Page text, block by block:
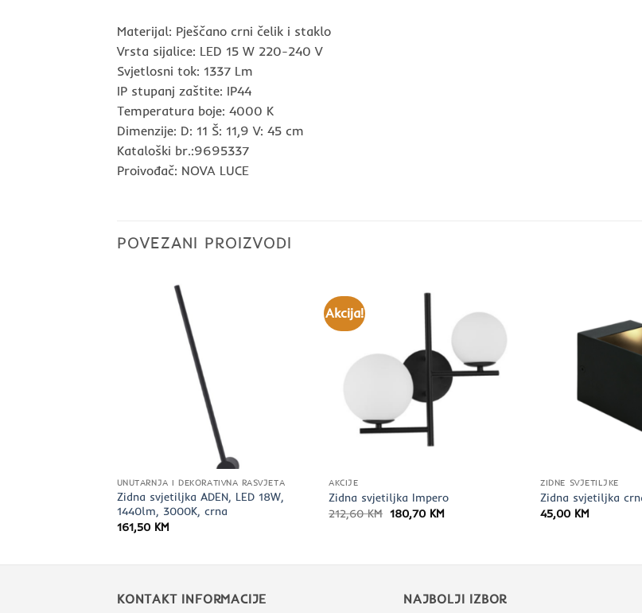
Materijal: Pješčano crni čelik i staklo
Vrsta sijalice: LED 15 W 220-240 V
Svjetlosni tok: 1337 Lm
IP stupanj zaštite: IP44
Temperatura boje: 4000 K
Dimenzije: D: 11 Š: 11,9 V: 45 cm
Kataloški br.:9695337
Proivođač: NOVA LUCE
POVEZANI PROIZVODI
UNUTARNJA I DEKORATIVNA RASVJETA
Zidna svjetiljka ADEN, LED 18W,
1440lm, 3000K, crna
161,50 KM
Akcija!
AKCIJE
Zidna svjetiljka Impero
212,60KM Izvorna
cijena
180,70 KMTrenutna
ZIDNE SVJETILJKE
Zidna svjetiljka
45,00 KM
KONTAKT INFORMACIJE NAJBOLJI IZBOR